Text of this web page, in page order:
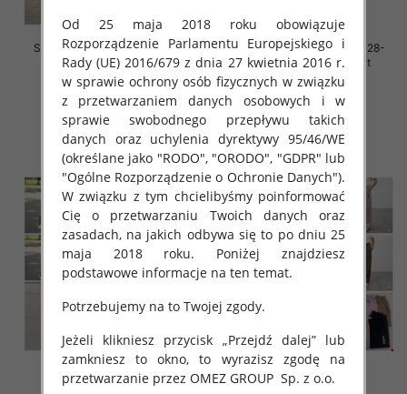
Spodnie dziewczęce Roz 128-
164, 1 kolor Paczka 7 szt
34.00 zł
Spodnie dziewczęce Roz 128-
164, 1 kolor Paczka 7 szt
33.00 zł
szczegóły
Od 25 maja 2018 roku obowiązuje
Rozporządzenie Parlamentu Europejskiego i
Rady (UE) 2016/679 z dnia 27 kwietnia 2016 r.
w sprawie ochrony osób fizycznych w związku
z przetwarzaniem danych osobowych i w
sprawie swobodnego przepływu takich
danych oraz uchylenia dyrektywy 95/46/WE
(określane jako "RODO", "ORODO", "GDPR" lub
"Ogólne Rozporządzenie o Ochronie Danych").
W związku z tym chcielibyśmy poinformować
Cię o przetwarzaniu Twoich danych oraz
zasadach, na jakich odbywa się to po dniu 25
maja 2018 roku. Poniżej znajdziesz
podstawowe informacje na ten temat.
Potrzebujemy na to Twojej zgody.
Jeżeli klikniesz przycisk „Przejdź dalej” lub
zamkniesz to okno, to wyrazisz zgodę na
przetwarzanie przez OMEZ GROUP Sp. z o.o.